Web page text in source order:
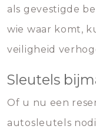
als gevestigde
wie waar komt,
veiligheid
Sleutels
Of u nu een
autosleutels